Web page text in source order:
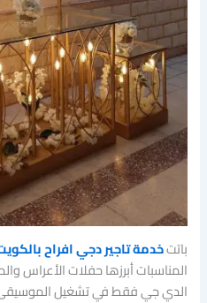
باتتخدمة تاجير دجي افراح
المناسبات أبرزها حفلات الأعراس
الدي جي فقط في تشغيل